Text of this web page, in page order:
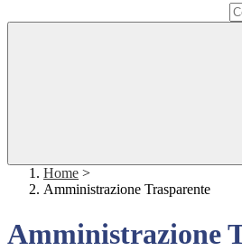
Home >
Amministrazione Trasparente
Amministrazione